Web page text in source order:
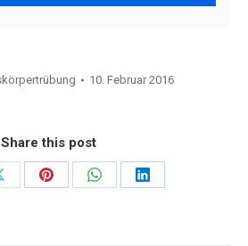
10. Februar 2016
Share this post
Share
Share
Share